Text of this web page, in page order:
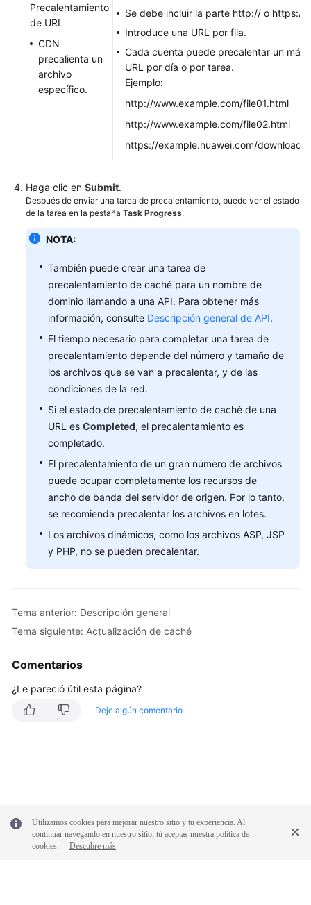
Análisis
Gestión
paquetes
Gestión
de
de
direcciones
de
Gestión
de
permisos
Proyectos
empresariales
Referencia
Actualmente,
no
está
disponible
versión
Precalentamiento
de URL
CDN
precalienta un
archivo
específico.
Se debe incluir la parte http:// o https://
Introduce una URL por fila.
Cada cuenta puede precalentar un
URL por día o por tarea.
Ejemplo:
http://www.example.com/file01.html
http://www.example.com/file02.html
https://example.huawei.com/download/
Haga clic en Submit.
Después de enviar una tarea de precalentamiento, puede ver el estado
de la tarea en la pestaña Task Progress.
NOTA:
También puede crear una tarea de
precalentamiento de caché para un nombre de
dominio llamando a una API. Para obtener más
información, consulte Descripción general de API.
El tiempo necesario para completar una tarea de
precalentamiento depende del número y tamaño de
los archivos que se van a precalentar, y de las
condiciones de la red.
Si el estado de precalentamiento de caché de una
URL es Completed, el precalentamiento es
completado.
El precalentamiento de un gran número de archivos
puede ocupar completamente los recursos de
ancho de banda del servidor de origen. Por lo tanto,
se recomienda precalentar los archivos en lotes.
Los archivos dinámicos, como los archivos ASP, JSP
y PHP, no se pueden precalentar.
Tema anterior: Descripción general
Tema siguiente: Actualización de caché
Comentarios
¿Le pareció útil esta página?
Deje algún comentario
Utilizamos cookies para mejorar nuestro sitio y tu experiencia. Al
continuar navegando en nuestro sitio, tú aceptas nuestra política de
cookies.
Descubre más